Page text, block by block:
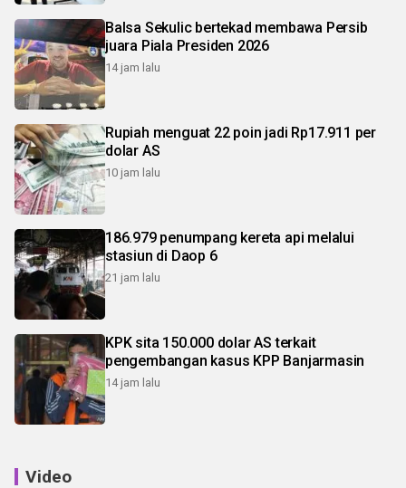
Balsa Sekulic bertekad membawa Persib
juara Piala Presiden 2026
14 jam lalu
Rupiah menguat 22 poin jadi Rp17.911 per
dolar AS
10 jam lalu
186.979 penumpang kereta api melalui
stasiun di Daop 6
21 jam lalu
KPK sita 150.000 dolar AS terkait
pengembangan kasus KPP Banjarmasin
14 jam lalu
Video